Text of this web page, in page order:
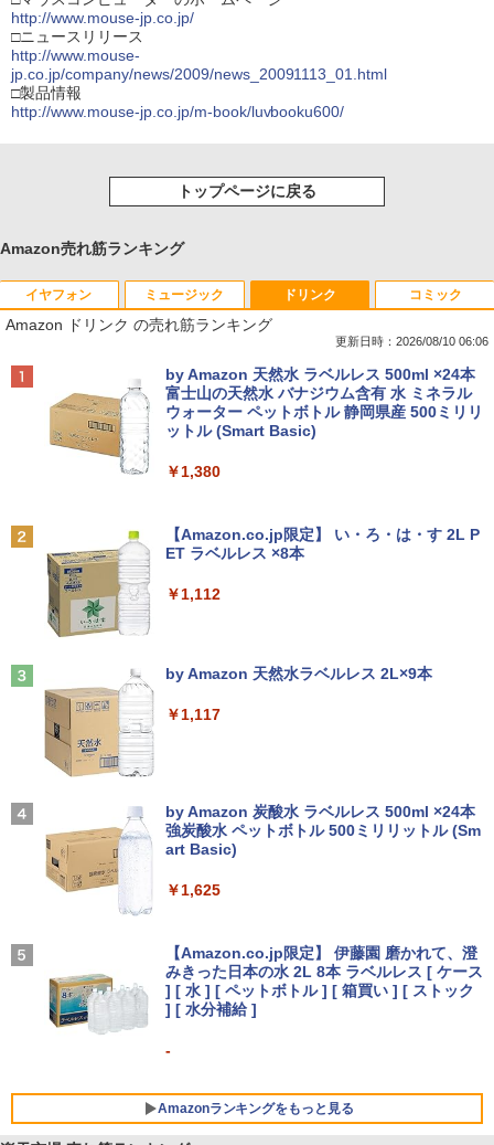
http://www.mouse-jp.co.jp/
□ニュースリリース
http://www.mouse-
jp.co.jp/company/news/2009/news_20091113_01.html
□製品情報
http://www.mouse-jp.co.jp/m-book/luvbooku600/
トップページに戻る
Amazon売れ筋ランキング
イヤフォン
Anker Soundcore P40i オフホワイト
￥7,990
￥5,990
ラック
￥14,990
レスイヤホン bluetooth イヤホン V12 小型
軽量 ブルートゥースHi-Fi 最大36時間再生 ぶ
るーとゅーす コードレス ENCノイズキャン
付き 防水 タッチ式音量調整 スポーツ/通勤/通
￥1,964
Xiaomi シャオミ REDMI Buds 8 Lite ワイヤ
ミュージック
BRUCE WAYNE feat. Flo Milli, ATL Jacob
[Explicit]
￥250
[Explicit]
￥250
￥250
ドリンク
Amazon ドリンク の売れ筋ランキング
更新日時：2026/08/10 06:06
by Amazon 天然水 ラベルレス 500ml ×24本
富士山の天然水 バナジウム含有 水 ミネラル
ウォーター ペットボトル 静岡県産 500ミリリ
ットル (Smart Basic)
￥1,380
【Amazon.co.jp限定】 い・ろ・は・す 2L P
ET ラベルレス ×8本
￥1,112
by Amazon 天然水ラベルレス 2L×9本
￥1,117
by Amazon 炭酸水 ラベルレス 500ml ×24本
強炭酸水 ペットボトル 500ミリリットル (Sm
art Basic)
￥1,625
【Amazon.co.jp限定】 伊藤園 磨かれて、澄
みきった日本の水 2L 8本 ラベルレス [ ケース
] [ 水 ] [ ペットボトル ] [ 箱買い ] [ ストック
] [ 水分補給 ]
-
Amazonランキングをもっと見る
コミック